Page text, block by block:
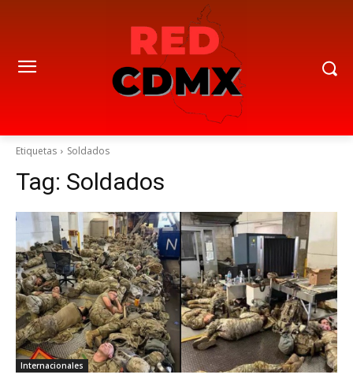
Etiquetas Soldados
Tag: Soldados
Internacionales